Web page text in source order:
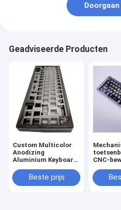
Doorgaan
Geadviseerde Producten
Custom Multicolor
Anodizing
Aluminium Keyboard
Bewerking
Mechanische Cnc
Beste prijs
CNC-